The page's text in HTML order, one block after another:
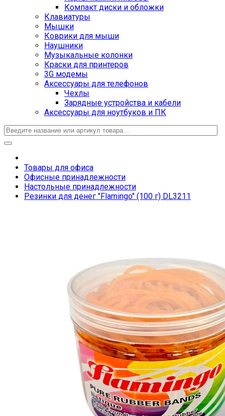
Компакт диски и обложки
Клавиатуры
Мышки
Коврики для мыши
Наушники
Музыкальные колонки
Краски для принтеров
3G модемы
Аксессуары для телефонов
Чехлы
Зарядные устройства и кабели
Аксессуары для ноутбуков и ПК
Товары для офиса
Офисные принадлежности
Настольные принадлежности
Резинки для денег "Flamingo" (100 г) DL3211